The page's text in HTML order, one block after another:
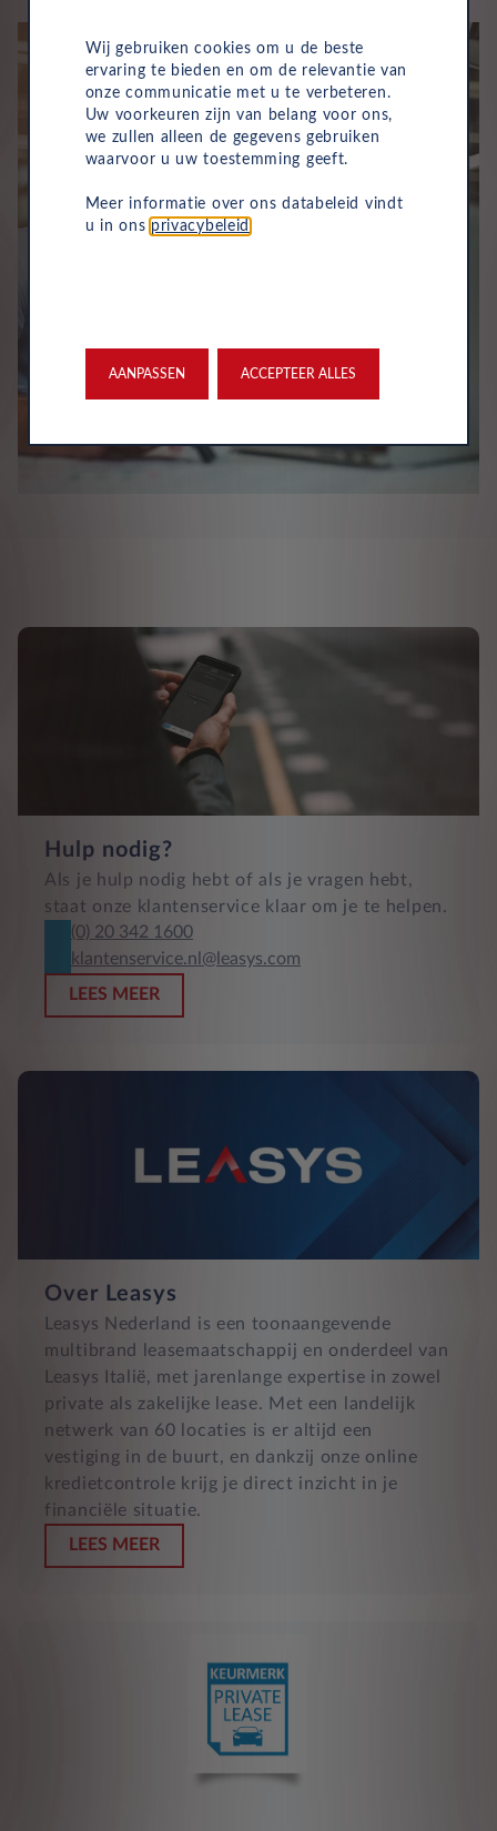
Hulp nodig?
Als je hulp nodig hebt of als je vragen hebt,
staat onze klantenservice klaar om je te helpen.
(0) 20 342 1600
klantenservice.nl@leasys.com
LEES MEER
Over Leasys
Leasys Nederland is een toonaangevende
multibrand leasemaatschappij en onderdeel van
Leasys Italië, met jarenlange expertise in zowel
private als zakelijke lease. Met een landelijk
netwerk van 60 locaties is er altijd een
vestiging in de buurt, en dankzij onze online
kredietcontrole krijg je direct inzicht in je
financiële situatie.
LEES MEER
Wij gebruiken cookies om u de beste
ervaring te bieden en om de relevantie van
onze communicatie met u te verbeteren.
Uw voorkeuren zijn van belang voor ons,
we zullen alleen de gegevens gebruiken
waarvoor u uw toestemming geeft.
Meer informatie over ons databeleid vindt
u in ons privacybeleid
AANPASSEN ACCEPTEER ALLES